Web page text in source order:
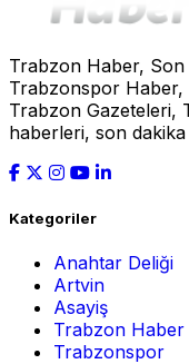
Trabzon Haber,
Trabzonspor Haber,
Trabzon Gazeteleri,
haberleri, son
Kategoriler
Anahtar Deliği
Artvin
Asayiş
Trabzon Haber
Trabzonspor